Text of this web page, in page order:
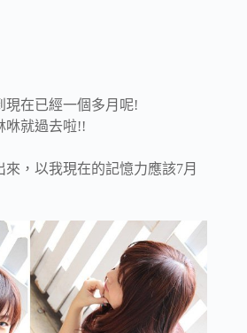
現在已經一個多月呢!
咻就過去啦!!
，以我現在的記憶力應該7月